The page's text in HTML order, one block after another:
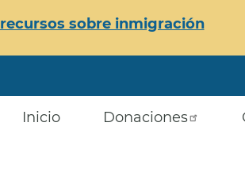
recursos sobre inmigración
Inicio Donaciones